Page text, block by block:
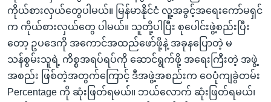
ကိုယ်စားလှယ်တွေပါမယ်။ မြန်မာနိုင်ငံ လူ့အခွင့်အရေးကော်မရှင်
က ကိုယ်စားလှယ်တွေ ပါမယ်။ သူတို့ပါပြီး စုပေါင်းဖွဲ့စည်းပြီး
တော့ ဥပဒေကို အကောင်အထည်ဖော်ဖို့နဲ့ အခုနပြောတဲ့ မ
သန်စွမ်းသူရဲ့ ကိစ္စအရပ်ရပ်ကို ဆောင်ရွက်ဖို့ အရေးကြီးတဲ့ အဖွဲ့
အစည်း ဖြစ်တဲ့အတွက်ကြောင့် ဒီအဖွဲ့အစည်းက ဝေပုံကျခွဲတမ်း
Percentage ကို ဆုံးဖြတ်ရမယ်။ ဘယ်လောက် ဆုံးဖြတ်ရမယ်၊